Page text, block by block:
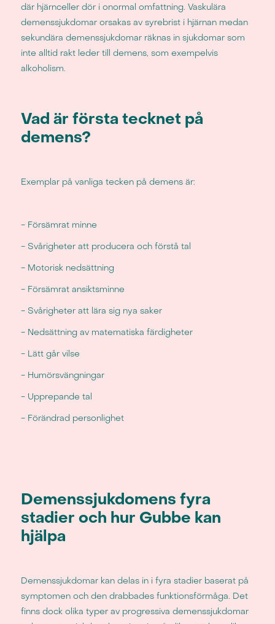
där hjärnceller dör i onormal omfattning. Vaskulära
demenssjukdomar orsakas av syrebrist i hjärnan medan
sekundära demenssjukdomar räknas in sjukdomar som
inte alltid rakt leder till demens, som exempelvis
alkoholism.
Vad är första tecknet på
demens?
Exemplar på vanliga tecken på demens är:
- Försämrat minne
- Svårigheter att producera och förstå tal
- Motorisk nedsättning
- Försämrat ansiktsminne
- Svårigheter att lära sig nya saker
- Nedsättning av matematiska färdigheter
- Lätt går vilse
- Humörsvängningar
- Upprepande tal
- Förändrad personlighet
Demenssjukdomens fyra
stadier och hur Gubbe kan
hjälpa
Demenssjukdomar kan delas in i fyra stadier baserat på
symptomen och den drabbades funktionsförmåga. Det
finns dock olika typer av progressiva demenssjukdomar